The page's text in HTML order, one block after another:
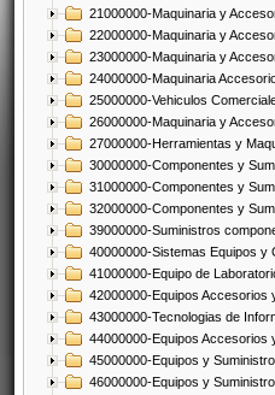
21000000-Maquinaria y
22000000-Maquinaria y
23000000-Maquinaria y
24000000-Maquinaria
25000000-Vehiculos
26000000-Maquinaria y
27000000-Herramientas y
30000000-Componentes y
31000000-Componentes y
32000000-Componentes y
39000000-Suministros
40000000-Sistemas Equipos y
41000000-Equipo de
42000000-Equipos Accesorios
43000000-Tecnologias de
44000000-Equipos Accesorios
45000000-Equipos y
46000000-Equipos y